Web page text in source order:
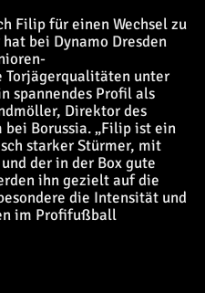
Filip für einen Wechsel zu
bei Dynamo Dresden
Torjägerqualitäten unter
spannendes Profil als
Direktor des
Borussia. „Filip ist ein
starker Stürmer, mit
der in der Box gute
ihn gezielt auf die
die Intensität und
im Profifußball